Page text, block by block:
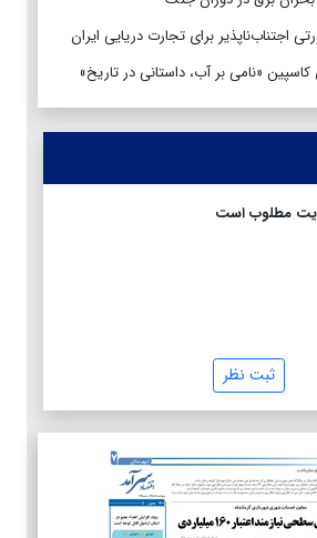
اجتناب‌ناپذیر برای تجارت دریایی ایران
کاسپین «نامی بر آب، داستانی در تاریخ»
مطلوب است
ثبت نظر